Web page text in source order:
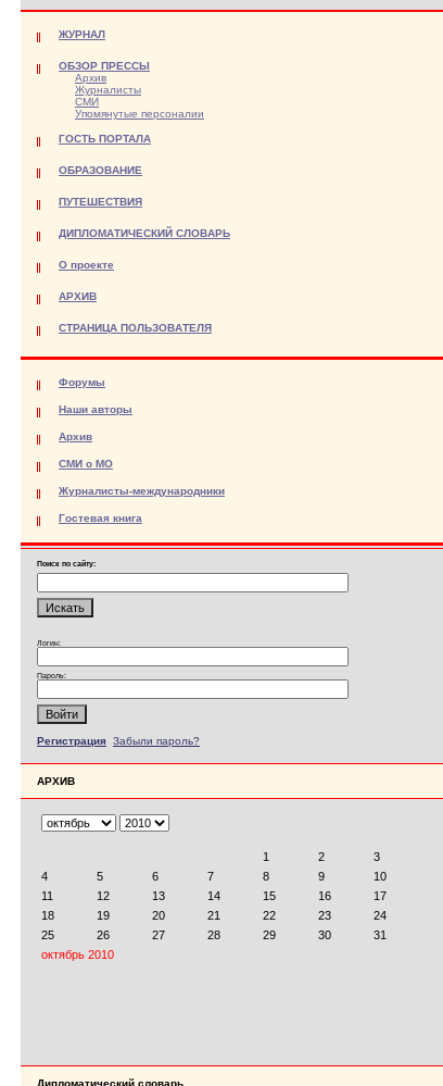
ЖУРНАЛ
ОБЗОР ПРЕССЫ
Архив
Журналисты
СМИ
Упомянутые персоналии
ГОСТЬ ПОРТАЛА
ОБРАЗОВАНИЕ
ПУТЕШЕСТВИЯ
ДИПЛОМАТИЧЕСКИЙ СЛОВАРЬ
О проекте
АРХИВ
СТРАНИЦА ПОЛЬЗОВАТЕЛЯ
Форумы
Наши авторы
Архив
СМИ о МО
Журналисты-международники
Гостевая книга
Поиск по сайту:
Логин:
Пароль:
Регистрация Забыли пароль?
АРХИВ
Дипломатический словарь